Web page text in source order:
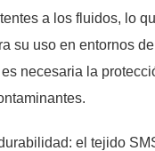
a los fluidos, lo
su uso en entornos
necesaria la
el tejido